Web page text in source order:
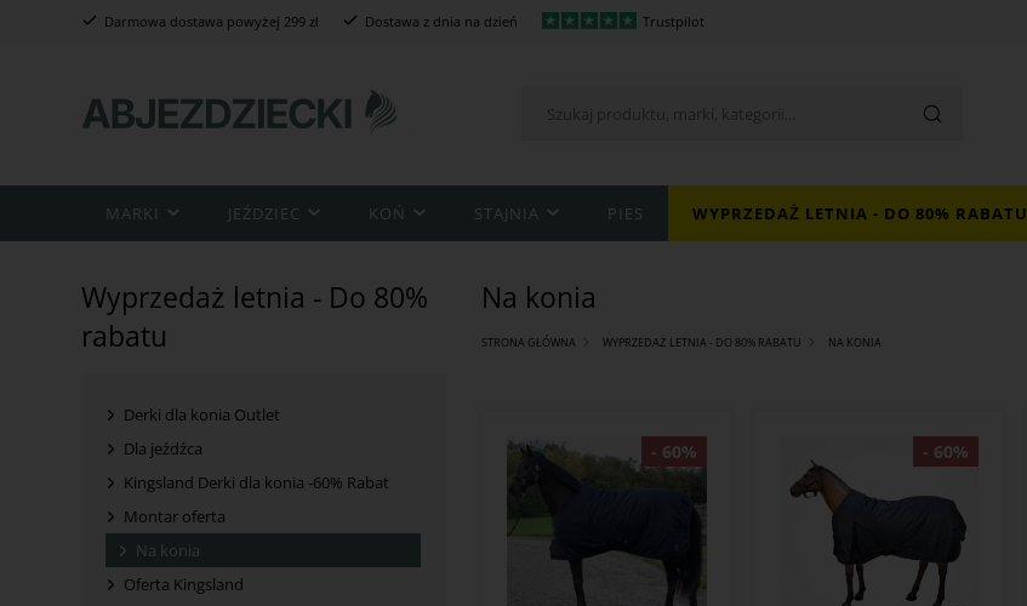
Darmowa dostawa powyżej 299 zł Dostawa z dnia na dzień Trustpilot
MARKI JEŹDZIEC KOŃ STAJNIA PIES WYPRZEDAŻ LETNIA - DO 80% RABATU
Wyprzedaż letnia - Do 80%
rabatu
Derki dla konia Outlet
Dla jeźdźca
Kingsland Derki dla konia -60% Rabat
Montar oferta
Na konia
Oferta Kingsland
Na konia
STRONA GŁÓWNA WYPRZEDAŻ LETNIA - DO 80% RABATU NA KONIA